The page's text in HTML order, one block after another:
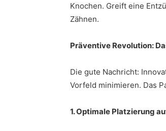
Knochen. Greift eine
Zähnen.
Präventive Revolution:
Die gute Nachricht:
Vorfeld minimieren. Das
1. Optimale Platzierung